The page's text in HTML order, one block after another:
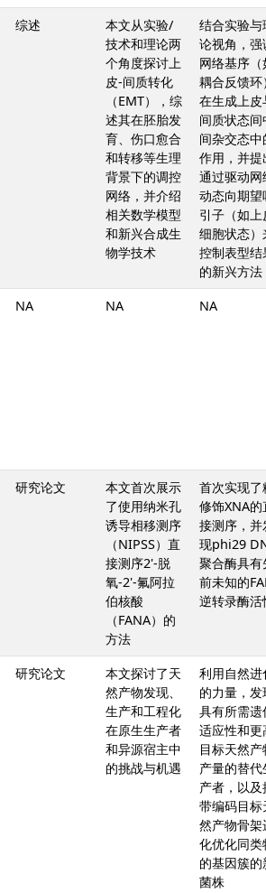
综述
本文从实验/
技术和理论两
个角度探讨上
皮-间质转化
（EMT），综
述其在胚胎发
育、伤口愈合
和转移等生理
背景下的调控
网络，并介绍
相关数学模型
和新兴合成生
物学技术
结合实验与
论视角，强
网络基序（
耦合反馈环）
在生成上皮
间质状态间
间杂交态中
作用，并提
通过驱动网
动态向期望
引子（如上
细胞状态）
控制表型结
的新兴方法
NA NA NA
研究论文
本文首次展示
了使用纳米孔
诱导相移测序
（NIPSS）直
接测序2'-脱
氧-2'-氟阿拉
伯核酸
（FANA）的
方法
首次实现了
修饰XNA的
接测序，并
现phi29
聚合酶具有
前未知的
逆转录酶活
研究论文
本文探讨了天
然产物发现、
生产和工程化
在原生生产者
和异源宿主中
的挑战与机遇
利用自然进
的力量，发
具有所需遗
适应性和更
目标天然产
产量的替代
产者，以及
带编码目标
然产物骨架
化优化同类
的基因簇的
菌株